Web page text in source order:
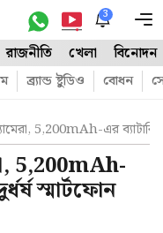
3
রাজনীতি খেলা বিনোদন
ব্র্যান্ড ষ্টুডিও বোধন
5,200mAh-এর
5,200mAh-
স্মার্টফোন